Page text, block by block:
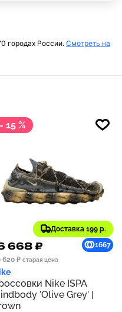
городах России. Смотреть на
- 15 %
Доставка 199 р.
668 ₽
1667
620 ₽ старая цена
Nike ISPA
'Olive Grey' |